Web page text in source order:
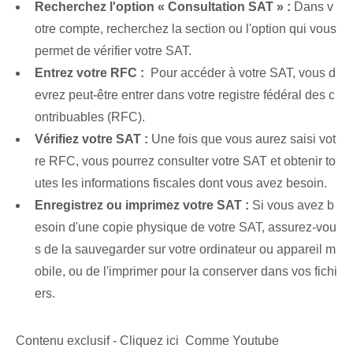
Recherchez l'option « Consultation SAT⁢ » : Dans v
otre compte, ⁤recherchez la section⁢ ou l'option qui vous
permet de vérifier votre SAT.
Entrez votre RFC : ‌ Pour accéder à votre SAT, vous d
evrez peut-être entrer dans votre registre fédéral des c
ontribuables (RFC).
Vérifiez votre SAT : Une fois que vous aurez saisi vot
re RFC, vous pourrez consulter votre SAT et obtenir to
utes les informations fiscales dont vous avez besoin.
Enregistrez ou imprimez votre SAT : Si vous avez b
esoin d'une copie physique de votre SAT, assurez-vou
s de la sauvegarder sur votre ordinateur ou appareil m
obile, ou de l'imprimer pour la conserver dans vos fichi
ers.
Contenu exclusif - Cliquez ici Comme Youtube